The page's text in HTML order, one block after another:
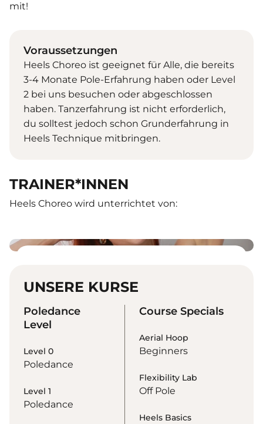
mit!
Voraussetzungen
Heels Choreo ist geeignet für Alle, die bereits
3-4 Monate Pole-Erfahrung haben oder Level
2 bei uns besuchen oder abgeschlossen
haben. Tanzerfahrung ist nicht erforderlich,
du solltest jedoch schon Grunderfahrung in
Heels Technique mitbringen.
TRAINER*INNEN
Heels Choreo wird unterrichtet von:
Pole
UNSERE KURSE
Poledance
Level
Level 0
Poledance
Level 1
Poledance
Course Specials
Aerial Hoop
Beginners
Flexibility Lab
Off Pole
Heels Basics